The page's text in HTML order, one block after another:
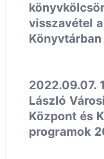
visszavétel
Könyvtárban
2022.09.07.
László
Központ és
programok